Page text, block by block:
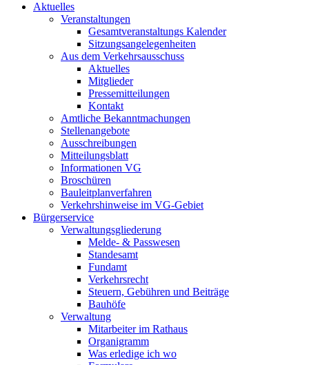
Aktuelles
Veranstaltungen
Gesamtveranstaltungs Kalender
Sitzungsangelegenheiten
Aus dem Verkehrsausschuss
Aktuelles
Mitglieder
Pressemitteilungen
Kontakt
Amtliche Bekanntmachungen
Stellenangebote
Ausschreibungen
Mitteilungsblatt
Informationen VG
Broschüren
Bauleitplanverfahren
Verkehrshinweise im VG-Gebiet
Bürgerservice
Verwaltungsgliederung
Melde- & Passwesen
Standesamt
Fundamt
Verkehrsrecht
Steuern, Gebühren und Beiträge
Bauhöfe
Verwaltung
Mitarbeiter im Rathaus
Organigramm
Was erledige ich wo